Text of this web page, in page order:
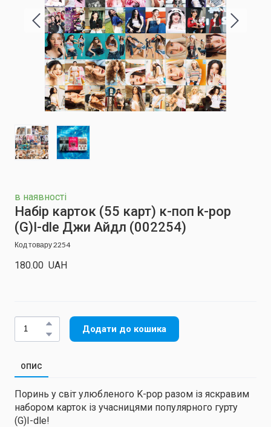
в наявності
Набір карток (55 карт) к-поп k-pop
(G)I-dle Джи Айдл (002254)
Код товару 2254
180.00  UAH
Додати до кошика
ОПИС
Поринь у світ улюбленого K-pop разом із яскравим
набором карток із учасницями популярного гурту
(G)I-dle!